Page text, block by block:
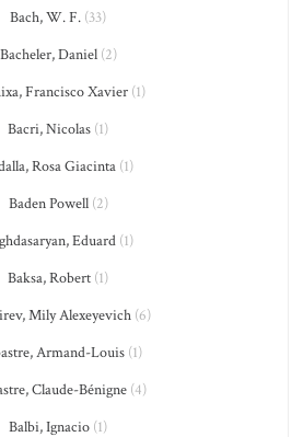
Bach, W. F. (33)
Bacheler, Daniel(2)
Francisco Xavier(1)
Bacri, Nicolas (1)
Rosa Giacinta (1)
Baden Powell(2)
Eduard(1)
Baksa, Robert (1)
Mily Alexeyevich(6)
Armand-Louis(1)
Claude-Bénigne(4)
Balbi, Ignacio (1)